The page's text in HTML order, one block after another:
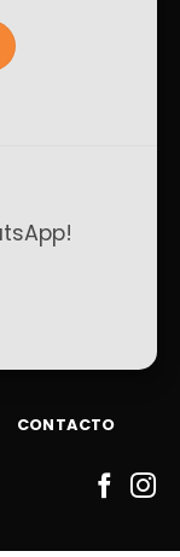
CONTACTO